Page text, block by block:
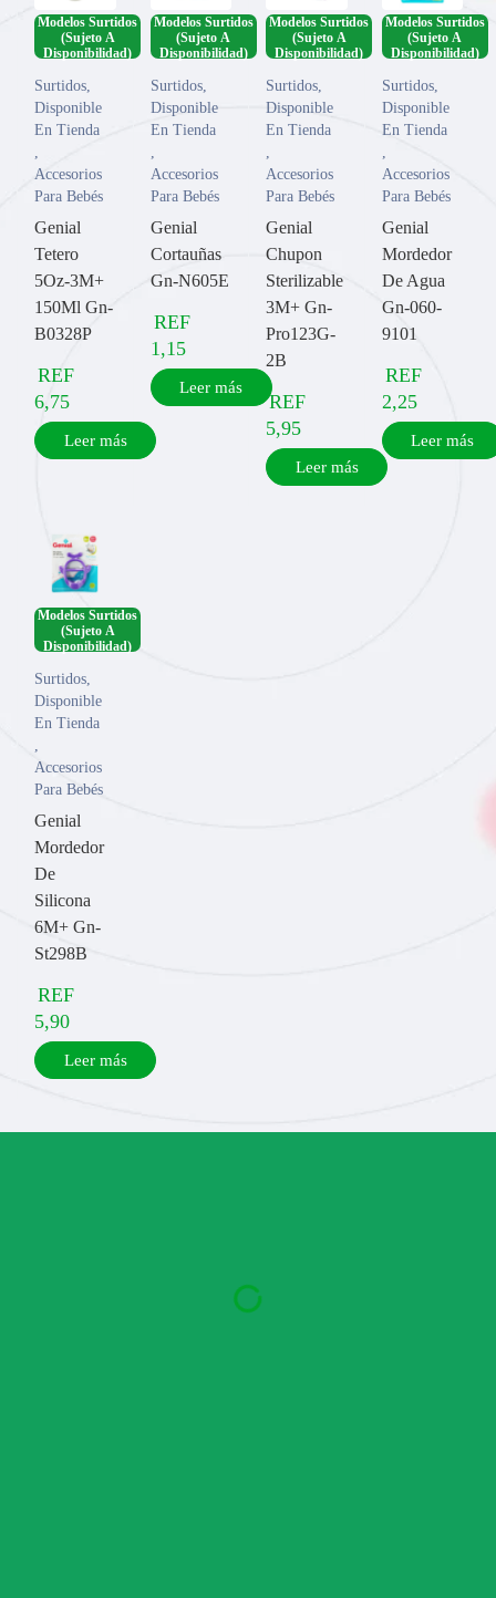
Modelos Surtidos
(Sujeto A
Disponibilidad)
Surtidos
Disponible
En Tienda
Accesorios
Para Bebés
Genial
Tetero
5Oz-3M+
150Ml Gn-
B0328P
REF
6,75
Leer más
Modelos Surtidos
(Sujeto A
Disponibilidad)
Surtidos,
Disponible
En Tienda
Accesorios
Para Bebés
Genial
Cortauñas
Gn-N605E
REF
1,15
Leer más
Modelos Surtidos
(Sujeto A
Disponibilidad)
Surtidos
Disponible
En Tienda
Accesorios
Para Bebés
Genial
Chupon
Sterilizable
3M+ Gn-
Pro123G-
2B
REF
5,95
Leer más
Modelos Surtidos
(Sujeto A
Disponibilidad)
Surtidos,
Disponible
En Tienda
Accesorios
Para Bebés
Genial
Mordedor
De Agua
Gn-060-
9101
REF
2,25
Leer más
Modelos Surtidos
(Sujeto A
Disponibilidad)
Surtidos,
Disponible
En Tienda
,
Accesorios
Para Bebés
Genial
Mordedor
De
Silicona
6M+ Gn-
St298B
REF
5,90
Leer más